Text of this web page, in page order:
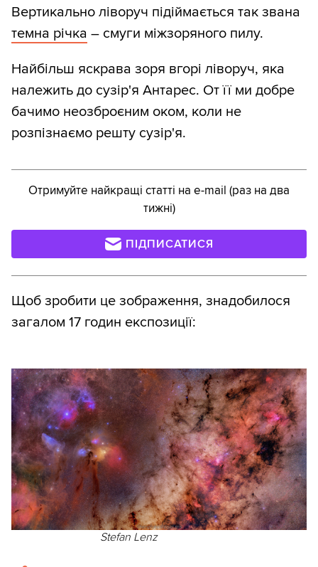
Вертикально ліворуч підіймається так звана
темна річка – смуги міжзоряного пилу.
Найбільш яскрава зоря вгорі ліворуч, яка
належить до сузір'я Антарес. От її ми добре
бачимо неозброєним оком, коли не
розпізнаємо решту сузір'я.
Отримуйте найкращі статті на e-mail (раз на два
тижні)
ПІДПИСАТИСЯ
Щоб зробити це зображення, знадобилося
загалом 17 годин експозиції:
Stefan Lenz